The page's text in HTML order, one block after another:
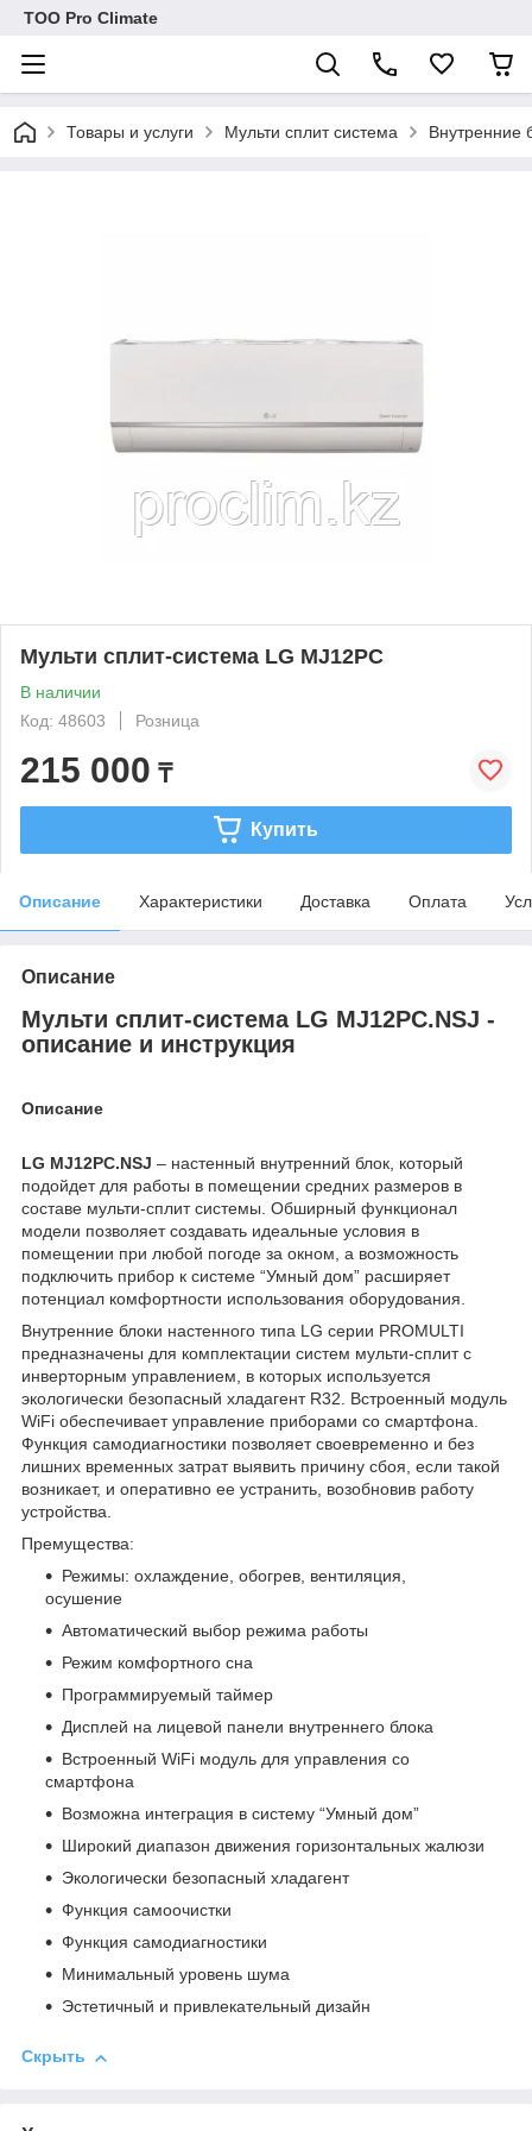
ТОО Pro Climate
Товары и услуги Мульти сплит система Внутренние
Мульти сплит-система LG MJ12PC
В наличии
Код: 48603
Розница
215 000 ₸
Купить
Описание Характеристики Доставка Оплата
Описание
Мульти сплит-система LG MJ12PC.NSJ -
описание и инструкция
Описание
LG MJ12PC.NSJ – настенный внутренний блок, который
подойдет для работы в помещении средних размеров в
составе мульти-сплит системы. Обширный функционал
модели позволяет создавать идеальные условия в
помещении при любой погоде за окном, а возможность
подключить прибор к системе “Умный дом” расширяет
потенциал комфортности использования оборудования.
Внутренние блоки настенного типа LG серии PROMULTI
предназначены для комплектации систем мульти-сплит с
инверторным управлением, в которых используется
экологически безопасный хладагент R32. Встроенный модуль
WiFi обеспечивает управление приборами со смартфона.
Функция самодиагностики позволяет своевременно и без
лишних временных затрат выявить причину сбоя, если такой
возникает, и оперативно ее устранить, возобновив работу
устройства.
Премущества:
Режимы: охлаждение, обогрев, вентиляция,
осушение
Автоматический выбор режима работы
Режим комфортного сна
Программируемый таймер
Дисплей на лицевой панели внутреннего блока
Встроенный WiFi модуль для управления со
смартфона
Возможна интеграция в систему “Умный дом”
Широкий диапазон движения горизонтальных жалюзи
Экологически безопасный хладагент
Функция самоочистки
Функция самодиагностики
Минимальный уровень шума
Эстетичный и привлекательный дизайн
Скрыть